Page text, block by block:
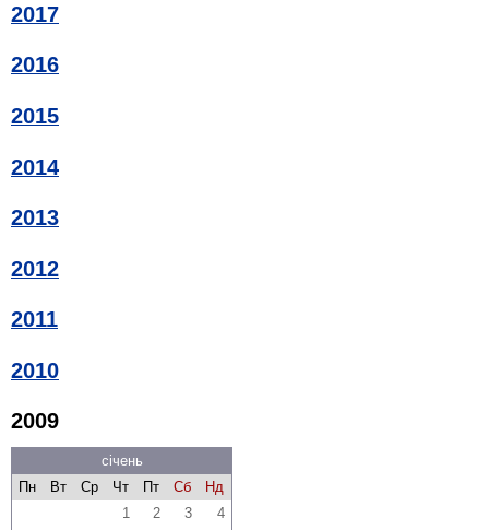
2017
2016
2015
2014
2013
2012
2011
2010
2009
січень
Пн
Вт Ср Чт Пт Сб
Нд
1
2 3
4